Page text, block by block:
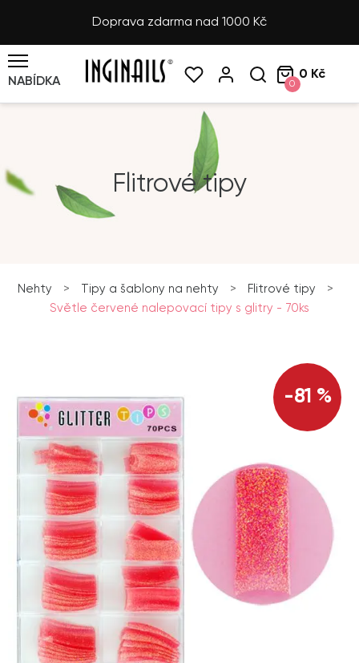
Doprava zdarma nad 1000 Kč
NABÍDKA 0
0 Kč
Flitrové tipy
Nehty > Tipy a šablony na nehty > Flitrové tipy
>
Světle červené nalepovací tipy s glitry - 70ks
-81 %